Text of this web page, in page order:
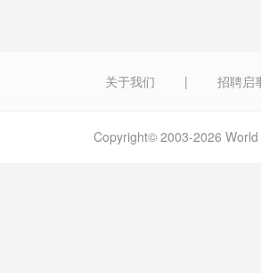
关于我们 | 招聘启
Copyright© 2003-2026